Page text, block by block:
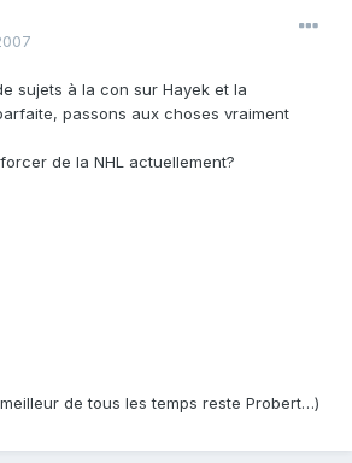
sujets à la con sur Hayek et la
passons aux choses vraiment
de la NHL actuellement?
de tous les temps reste Probert…)